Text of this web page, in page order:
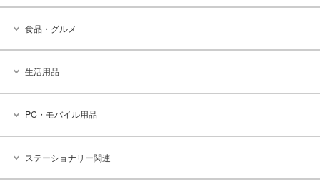
食品・グルメ
生活用品
PC・モバイル用品
ステーショナリー関連